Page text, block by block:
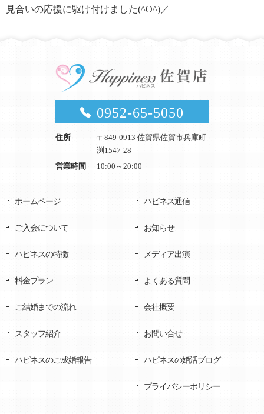
見合いの応援に駆け付けました(^O^)／
0952-65-5050
住所
〒849-0913 佐賀県佐賀市兵庫町
渕1547-28
営業時間
10:00～20:00
ホームページ
ご入会について
ハピネスの特徴
料金プラン
ご結婚までの流れ
スタッフ紹介
ハピネスのご成婚報告
ハピネス通信
お知らせ
メディア出演
よくある質問
会社概要
お問い合せ
ハピネスの婚活ブログ
プライバシーポリシー